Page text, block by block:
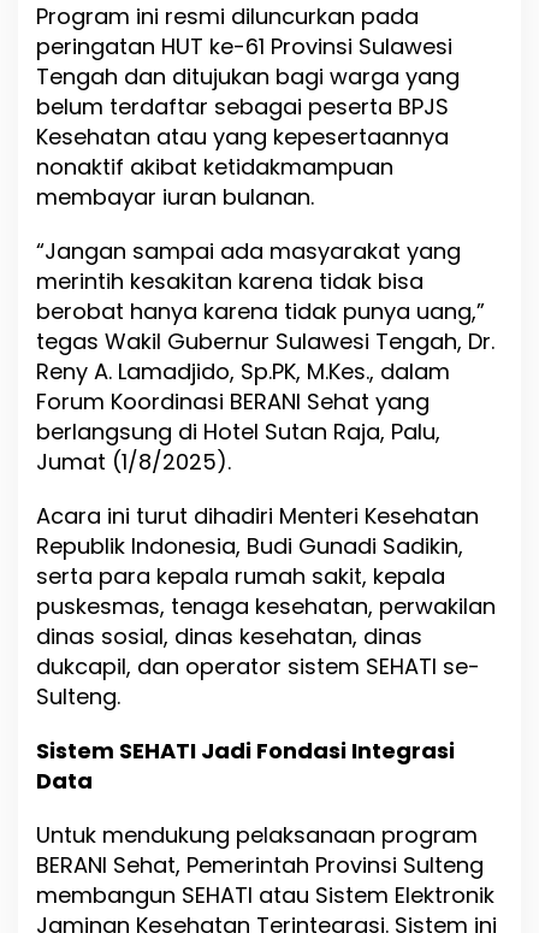
n
p
a
B
P
J
d
i
u
t
e
n
g
Program ini resmi diluncurkan pada
peringatan HUT ke-61 Provinsi Sulawesi
Tengah dan ditujukan bagi warga yang
belum terdaftar sebagai peserta BPJS
Kesehatan atau yang kepesertaannya
nonaktif akibat ketidakmampuan
membayar iuran bulanan.
“Jangan sampai ada masyarakat yang
merintih kesakitan karena tidak bisa
berobat hanya karena tidak punya uang,”
tegas Wakil Gubernur Sulawesi Tengah, Dr.
Reny A. Lamadjido, Sp.PK, M.Kes., dalam
Forum Koordinasi BERANI Sehat yang
berlangsung di Hotel Sutan Raja, Palu,
Jumat (1/8/2025).
Acara ini turut dihadiri Menteri Kesehatan
Republik Indonesia, Budi Gunadi Sadikin,
serta para kepala rumah sakit, kepala
puskesmas, tenaga kesehatan, perwakilan
dinas sosial, dinas kesehatan, dinas
dukcapil, dan operator sistem SEHATI se-
Sulteng.
Sistem SEHATI Jadi Fondasi Integrasi
Data
Untuk mendukung pelaksanaan program
BERANI Sehat, Pemerintah Provinsi Sulteng
membangun SEHATI atau Sistem Elektronik
Jaminan Kesehatan Terintegrasi. Sistem ini